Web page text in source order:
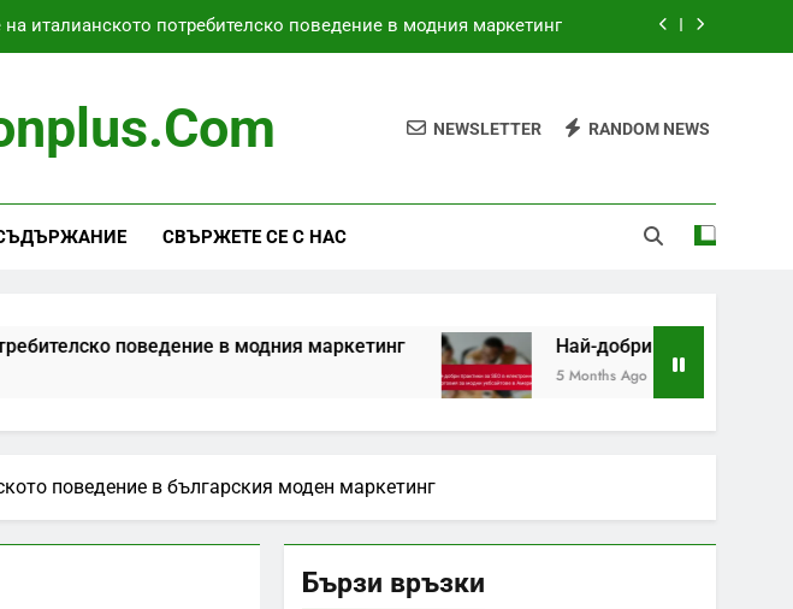
на италианското потребителско поведение в модния маркетинг
за реклама в социалните медии за испански модни марки
италианското потребителско поведение в модния маркетинг
за реклама в социалните медии за испански модни марки
NEWSLETTER RANDOM NEWS
СВЪРЖЕТЕ СЕ С НАС
в модния маркетинг Най-добри практики за SEO в
5 Months Ago
поведение в българския моден маркетинг
Бързи връзки